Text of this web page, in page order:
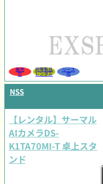
販売
可
同等製品
レンタル
リース
可
NSS
【レンタル】サーマル
AIカメラDS-
K1TA70MI-T 卓上スタ
ンドセット